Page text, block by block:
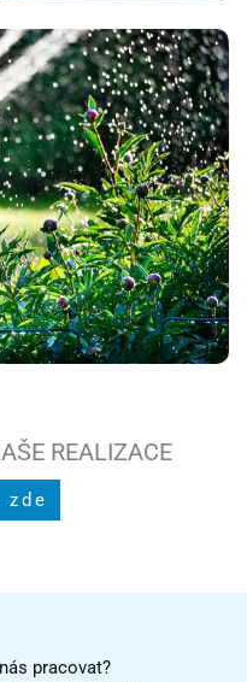
REALIZACE
zde
pracovat?